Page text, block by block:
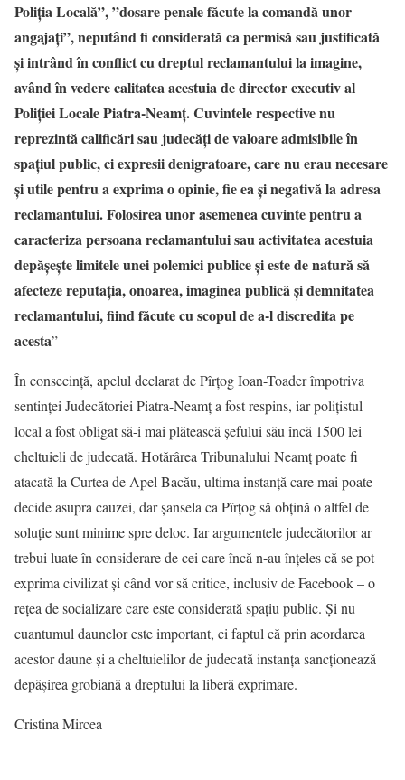
Poliția Locală”, ”dosare penale făcute la comandă unor
angajați”, neputând fi considerată ca permisă sau justificată
și intrând în conflict cu dreptul reclamantului la imagine,
având în vedere calitatea acestuia de director executiv al
Poliției Locale Piatra-Neamț. Cuvintele respective nu
reprezintă calificări sau judecăți de valoare admisibile în
spațiul public, ci expresii denigratoare, care nu erau necesare
și utile pentru a exprima o opinie, fie ea și negativă la adresa
reclamantului. Folosirea unor asemenea cuvinte pentru a
caracteriza persoana reclamantului sau activitatea acestuia
depășește limitele unei polemici publice și este de natură să
afecteze reputația, onoarea, imaginea publică și demnitatea
reclamantului, fiind făcute cu scopul de a-l discredita pe
acesta”
În consecință, apelul declarat de Pîrţog Ioan-Toader împotriva
sentinţei Judecătoriei Piatra-Neamţ a fost respins, iar polițistul
local a fost obligat să-i mai plătească șefului său încă 1500 lei
cheltuieli de judecată. Hotărârea Tribunalului Neamț poate fi
atacată la Curtea de Apel Bacău, ultima instanță care mai poate
decide asupra cauzei, dar șansela ca Pîrțog să obțină o altfel de
soluție sunt minime spre deloc. Iar argumentele judecătorilor ar
trebui luate în considerare de cei care încă n-au înțeles că se pot
exprima civilizat și când vor să critice, inclusiv de Facebook – o
rețea de socializare care este considerată spațiu public. Și nu
cuantumul daunelor este important, ci faptul că prin acordarea
acestor daune și a cheltuielilor de judecată instanța sancționează
depășirea grobiană a dreptului la liberă exprimare.
Cristina Mircea